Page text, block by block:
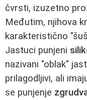
čvrsti, izuzetno
Međutim, njihova
karakteristično
Jastuci punjeni
nazivani "oblak"
prilagodljivi, ali
se punjenje